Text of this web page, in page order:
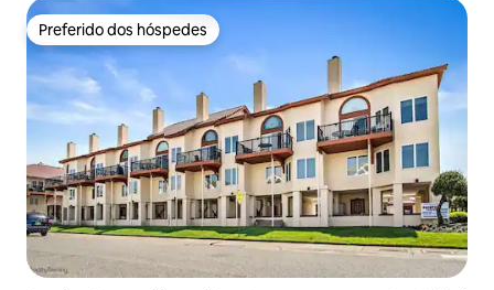
Preferido dos hóspedes
Preferido dos hóspedes